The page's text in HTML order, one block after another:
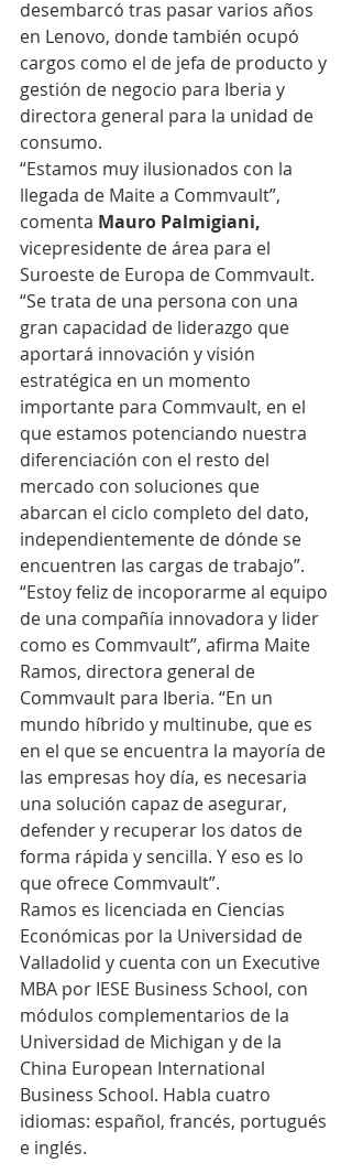
desembarcó tras pasar varios años
en Lenovo, donde también ocupó
cargos como el de jefa de producto y
gestión de negocio para Iberia y
directora general para la unidad de
consumo.
“Estamos muy ilusionados con la
llegada de Maite a Commvault”,
comenta Mauro Palmigiani,
vicepresidente de área para el
Suroeste de Europa de Commvault.
“Se trata de una persona con una
gran capacidad de liderazgo que
aportará innovación y visión
estratégica en un momento
importante para Commvault, en el
que estamos potenciando nuestra
diferenciación con el resto del
mercado con soluciones que
abarcan el ciclo completo del dato,
independientemente de dónde se
encuentren las cargas de trabajo”.
“Estoy feliz de incoporarme al equipo
de una compañía innovadora y lider
como es Commvault”, afirma Maite
Ramos, directora general de
Commvault para Iberia. “En un
mundo híbrido y multinube, que es
en el que se encuentra la mayoría de
las empresas hoy día, es necesaria
una solución capaz de asegurar,
defender y recuperar los datos de
forma rápida y sencilla. Y eso es lo
que ofrece Commvault”.
Ramos es licenciada en Ciencias
Económicas por la Universidad de
Valladolid y cuenta con un Executive
MBA por IESE Business School, con
módulos complementarios de la
Universidad de Michigan y de la
China European International
Business School. Habla cuatro
idiomas: español, francés, portugués
e inglés.